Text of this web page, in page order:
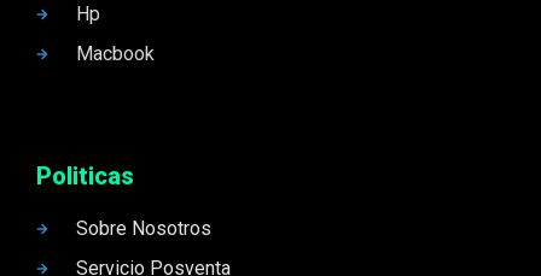
Hp
Macbook
Politicas
Sobre Nosotros
Servicio Posventa